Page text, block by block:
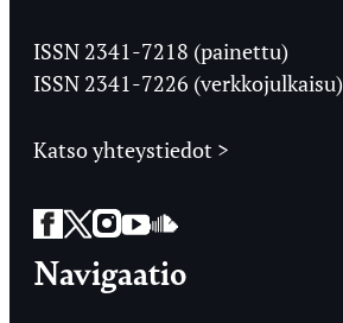
Ylioppilaslehti
ISSN 2341-7218 (painettu)
ISSN 2341-7226 (verkkojulkaisu)
Katso yhteystiedot >
Facebook
Twitter
Instagram
YouTube
SoundCloud
Navigaatio